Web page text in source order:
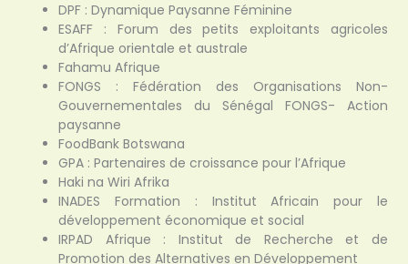
DPF : Dynamique Paysanne Féminine
ESAFF : Forum des petits exploitants agricoles
d’Afrique orientale et australe
Fahamu Afrique
FONGS : Fédération des Organisations Non-
Gouvernementales du Sénégal FONGS- Action
paysanne
FoodBank Botswana
GPA : Partenaires de croissance pour l’Afrique
Haki na Wiri Afrika
INADES Formation : Institut Africain pour le
développement économique et social
IRPAD Afrique : Institut de Recherche et de
Promotion des Alternatives en Développement